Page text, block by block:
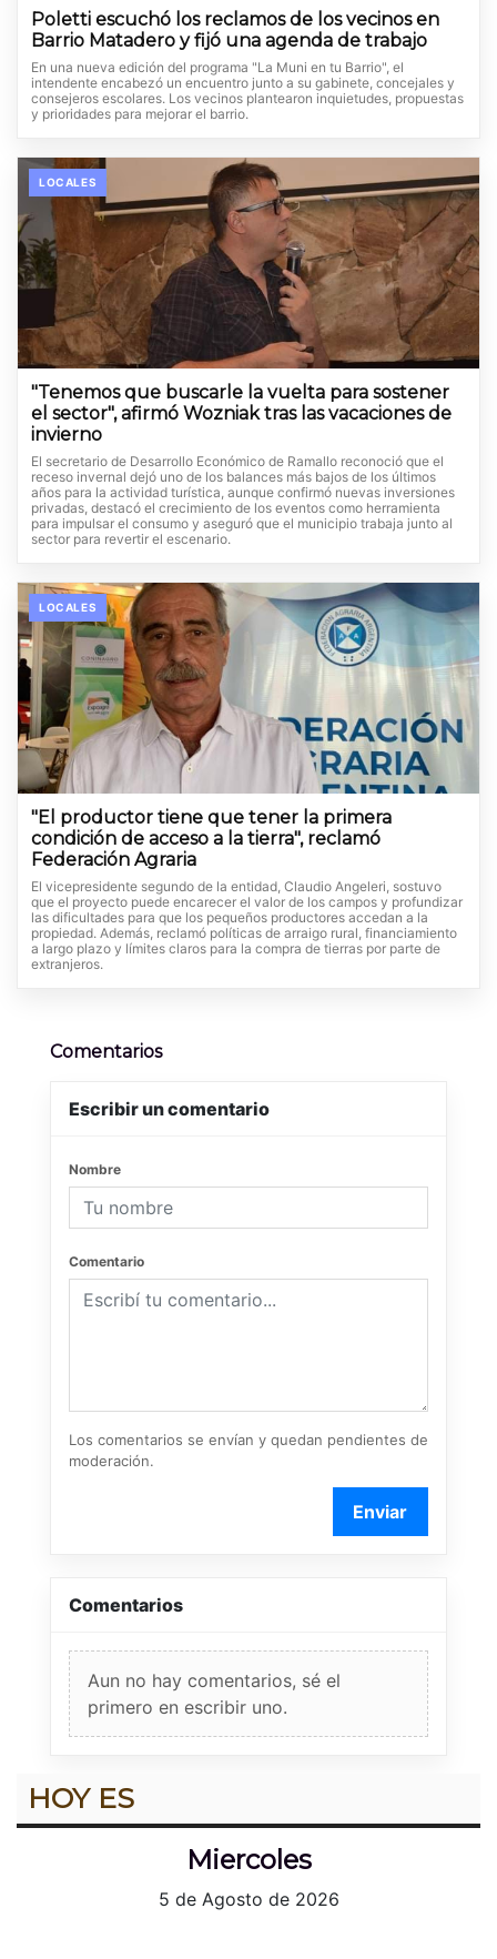
Poletti escuchó los reclamos de los vecinos en
Barrio Matadero y fijó una agenda de trabajo
En una nueva edición del programa "La Muni en tu Barrio", el
intendente encabezó un encuentro junto a su gabinete, concejales y
consejeros escolares. Los vecinos plantearon inquietudes, propuestas
y prioridades para mejorar el barrio.
LOCALES
"Tenemos que buscarle la vuelta para sostener
el sector", afirmó Wozniak tras las vacaciones de
invierno
El secretario de Desarrollo Económico de Ramallo reconoció que el
receso invernal dejó uno de los balances más bajos de los últimos
años para la actividad turística, aunque confirmó nuevas inversiones
privadas, destacó el crecimiento de los eventos como herramienta
para impulsar el consumo y aseguró que el municipio trabaja junto al
sector para revertir el escenario.
LOCALES
"El productor tiene que tener la primera
condición de acceso a la tierra", reclamó
Federación Agraria
El vicepresidente segundo de la entidad, Claudio Angeleri, sostuvo
que el proyecto puede encarecer el valor de los campos y profundizar
las dificultades para que los pequeños productores accedan a la
propiedad. Además, reclamó políticas de arraigo rural, financiamiento
a largo plazo y límites claros para la compra de tierras por parte de
extranjeros.
Comentarios
Escribir un comentario
Nombre
Comentario
Los comentarios se envían y quedan pendientes de
moderación.
Enviar
Comentarios
Aun no hay comentarios, sé el
primero en escribir uno.
HOY ES
Miercoles
5 de Agosto de 2026